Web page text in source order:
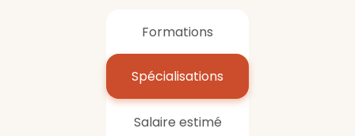
Formations
Spécialisations
Salaire estimé